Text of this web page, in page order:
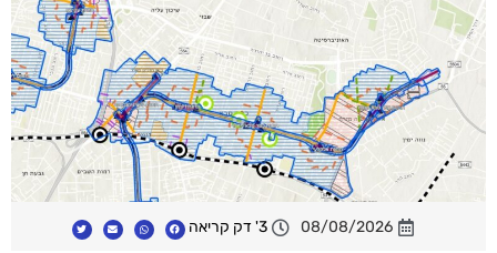
08/08/2026 3' דק קריאה